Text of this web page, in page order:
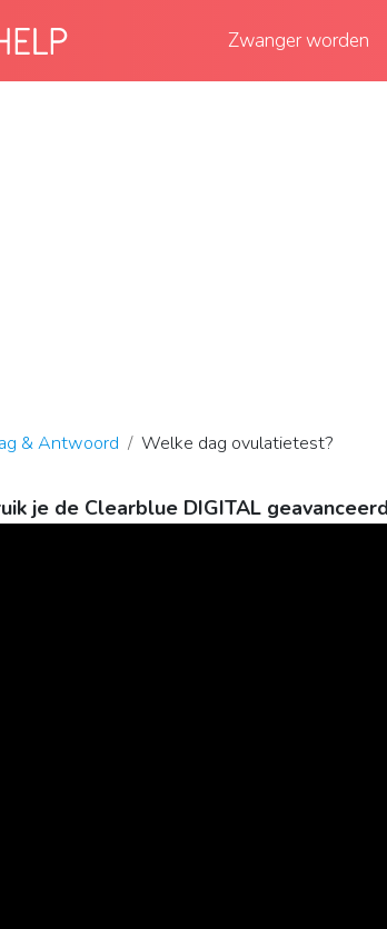
Zwanger worden
& Antwoord Welke dag ovulatietest?
je de Clearblue DIGITAL